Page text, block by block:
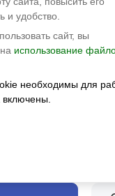
цены.
объекты.
Оставьте
Плинтус
светлый
и удобство.
сайт, вы
использование
необходимы для
включены.